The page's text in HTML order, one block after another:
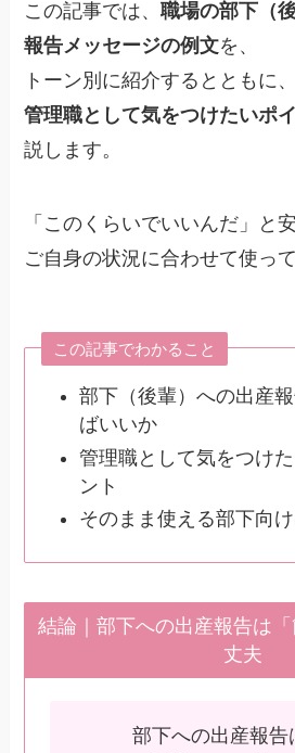
この記事では、職場の部下（
報告メッセージの例文を、
トーン別に紹介するとともに、
管理職として気をつけたいポ
説します。
「このくらいでいいんだ」と
ご自身の状況に合わせて使っ
この記事でわかること
部下（後輩）への出産
ばいいか
管理職として気をつけ
ント
そのまま使える部下向
結論｜部下への出産報告は
丈夫
部下への出産報告